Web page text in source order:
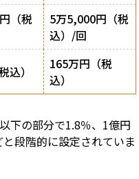
（税
5万5,000円（税
込）/回
込）
165万円（税
込）
下の部分で1.8％、1億円
段階的に設定されていま